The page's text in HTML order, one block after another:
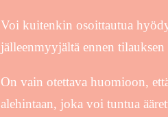
Voi kuitenkin osoittautua
jälleenmyyjältä ennen
On vain otettava huomioon,
alehintaan, joka voi tuntua